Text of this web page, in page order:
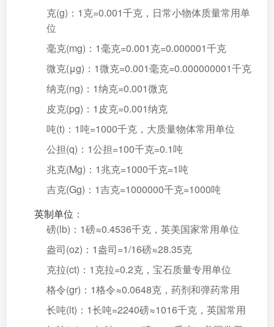
克(g)：1克=0.001千克，日常小物体质量常用单
位
毫克(mg)：1毫克=0.001克=0.000001千克
微克(μg)：1微克=0.001毫克=0.000000001千克
纳克(ng)：1纳克=0.001微克
皮克(pg)：1皮克=0.001纳克
吨(t)：1吨=1000千克，大质量物体常用单位
公担(q)：1公担=100千克=0.1吨
兆克(Mg)：1兆克=1000千克=1吨
吉克(Gg)：1吉克=1000000千克=1000吨
英制单位 ：
磅(lb)：1磅≈0.4536千克，英美国家常用单位
盎司(oz)：1盎司=1/16磅≈28.35克
克拉(ct)：1克拉=0.2克，宝石质量专用单位
格令(gr)：1格令≈0.0648克，药剂和弹药常用
长吨(lt)：1长吨=2240磅≈1016千克，英国常用